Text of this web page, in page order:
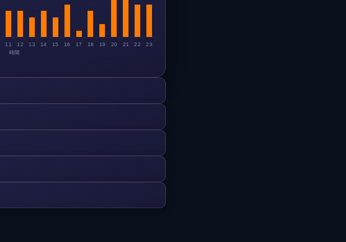
時間
11 12 13 14 15 16 17 18 19 20 21 22 23